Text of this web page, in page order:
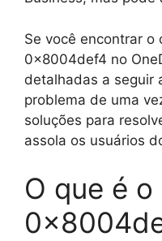
Se você encontrar o
0x8004def4 no
detalhadas a seguir
problema de uma
soluções para
assola os usuários
O que é o